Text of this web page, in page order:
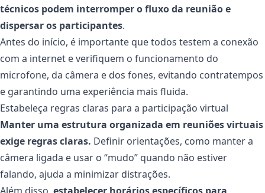
técnicos podem interromper o fluxo da reunião e
dispersar os participantes.
Antes do início, é importante que todos testem a conexão
com a internet e verifiquem o funcionamento do
microfone, da câmera e dos fones, evitando contratempos
e garantindo uma experiência mais fluida.
Estabeleça regras claras para a participação virtual
Manter uma estrutura organizada em reuniões virtuais
exige regras claras. Definir orientações, como manter a
câmera ligada e usar o “mudo” quando não estiver
falando, ajuda a minimizar distrações.